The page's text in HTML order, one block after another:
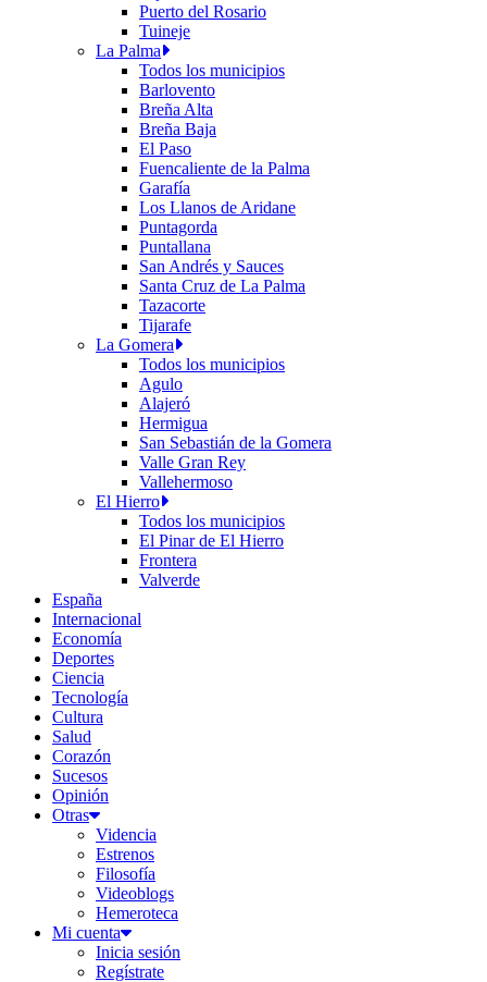
Puerto del Rosario
Tuineje
La Palma
Todos los municipios
Barlovento
Breña Alta
Breña Baja
El Paso
Fuencaliente de la Palma
Garafía
Los Llanos de Aridane
Puntagorda
Puntallana
San Andrés y Sauces
Santa Cruz de La Palma
Tazacorte
Tijarafe
La Gomera
Todos los municipios
Agulo
Alajeró
Hermigua
San Sebastián de la Gomera
Valle Gran Rey
Vallehermoso
El Hierro
Todos los municipios
El Pinar de El Hierro
Frontera
Valverde
España
Internacional
Economía
Deportes
Ciencia
Tecnología
Cultura
Salud
Corazón
Sucesos
Opinión
Otras
Videncia
Estrenos
Filosofía
Videoblogs
Hemeroteca
Mi cuenta
Inicia sesión
Regístrate